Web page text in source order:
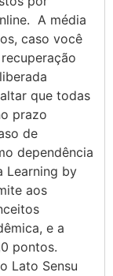
A média
caso você
que todas
prazo
de
dependência
Learning by
aos
e a
pontos.
Lato Sensu